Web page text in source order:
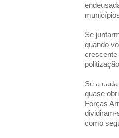
Se
quando
crescente
Se a
quase
Forças
dividiram-
como